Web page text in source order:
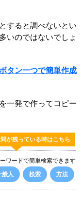
すると調べないとい
いのではないでしょ
タン一つで簡単作成
一発で作ってコピー
が残っている時はこちら
ワードで簡単検索できます
般人
検索 方法